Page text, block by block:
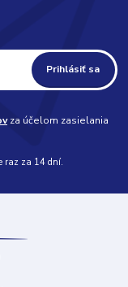
Prihlásiť sa
za účelom zasielania
raz za 14 dní.